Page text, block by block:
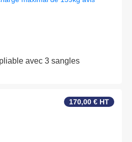
avec 3 sangles
170,00 € HT